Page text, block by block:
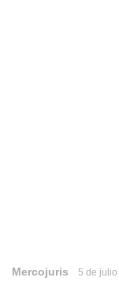
Mercojuris 5 de